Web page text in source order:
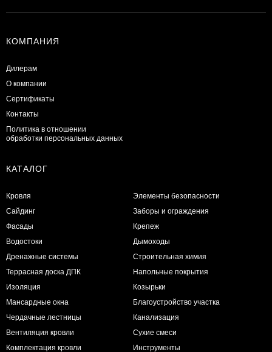
КОМПАНИЯ
Дилерам
О компании
Сертификаты
Контакты
Политика в отношении
обработки персональных данных
КАТАЛОГ
Кровля
Сайдинг
Фасады
Водостоки
Дренажные системы
Террасная доска ДПК
Изоляция
Мансардные окна
Чердачные лестницы
Вентиляция кровли
Комплектация кровли
Элементы безопасности
Заборы и ограждения
Крепеж
Дымоходы
Строительная химия
Напольные покрытия
Козырьки
Благоустройство участка
Канализация
Сухие смеси
Инструменты